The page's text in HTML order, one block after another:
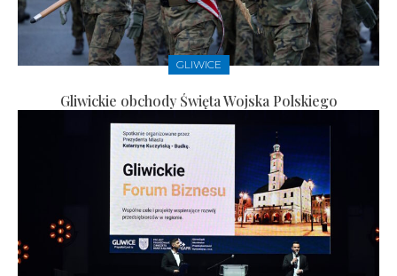
GLIWICE
Gliwickie obchody Święta Wojska Polskiego